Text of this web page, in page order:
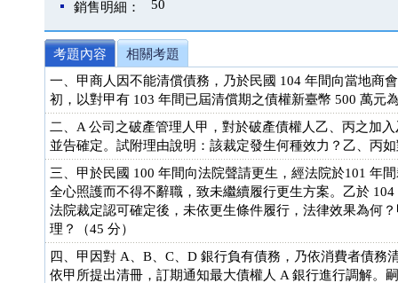
銷售明細：
50
考題內容
相關考題
一、甲商人因不能清償債務，乃於民國 104 年間向當地商
初，以對甲有 103 年間已屆清償期之債權新臺幣 500 萬元
二、A 公司之破產管理人甲，對於破產債權人乙、丙之加
並告確定。試附理由說明：該裁定發生何種效力？乙、丙
三、甲於民國 100 年間向法院聲請更生，經法院於101 年
全心照護而不得不辭職，致未繼續履行更生方案。乙於
法院裁定認可確定後，未依更生條件履行，法律效果為何
理？（45 分）
四、甲因對 A、B、C、D 銀行負有債務，乃依消費者債
依甲所提出清冊，訂期通知最大債權人 A 銀行進行調解。